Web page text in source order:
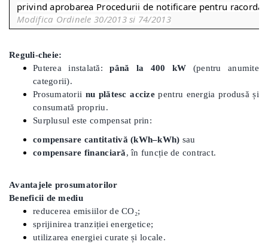
privind aprobarea Procedurii de notificare pentru
Modifica Ordinele 30/2013 si 74/2013
Reguli-cheie:
Puterea instalată:până la 400 kW (pentru anumite
categorii).
Prosumatorii nu plătesc accizepentru energia produsă și
consumată propriu.
Surplusul este compensat prin:
compensare cantitativă (kWh–kWh) sau
compensare financiară, în funcție de contract.
Avantajele prosumatorilor
Beneficii de mediu
reducerea emisiilor de CO₂;
sprijinirea tranziției energetice;
utilizarea energiei curate și locale.